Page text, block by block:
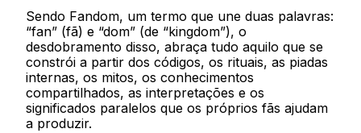
Sendo Fandom, um termo que une duas palavras:
“fan” (fã) e “dom” (de “kingdom”), o
desdobramento disso, abraça tudo aquilo que se
constrói a partir dos códigos, os rituais, as piadas
internas, os mitos, os conhecimentos
compartilhados, as interpretações e os
significados paralelos que os próprios fãs ajudam
a produzir.